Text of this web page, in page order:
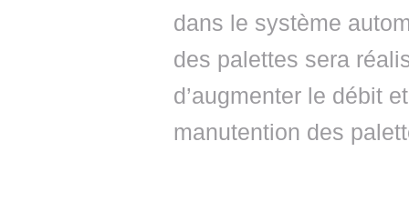
dans le système
des palettes sera
d’augmenter le débit
manutention des